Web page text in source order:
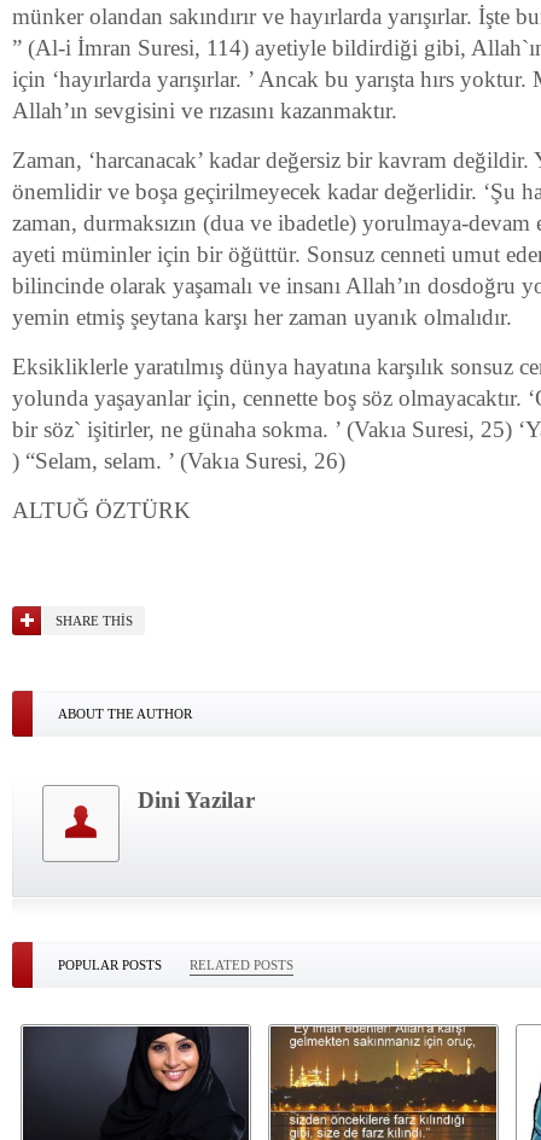
münker olandan sakındırır ve hayırlarda yarışırlar. İşte
” (Al-i İmran Suresi, 114) ayetiyle bildirdiği gibi, Allah`ın
için ‘hayırlarda yarışırlar. ’ Ancak bu yarışta hırs
Allah’ın sevgisini ve rızasını kazanmaktır.
Zaman, ‘harcanacak’ kadar değersiz bir kavram değildir.
önemlidir ve boşa geçirilmeyecek kadar değerlidir. ‘Şu
zaman, durmaksızın (dua ve ibadetle) yorulmaya-devam
ayeti müminler için bir öğüttür. Sonsuz cenneti umut
bilincinde olarak yaşamalı ve insanı Allah’ın dosdoğru
yemin etmiş şeytana karşı her zaman uyanık olmalıdır.
Eksikliklerle yaratılmış dünya hayatına karşılık sonsuz
yolunda yaşayanlar için, cennette boş söz olmayacaktır.
bir söz` işitirler, ne günaha sokma. ’ (Vakıa Suresi, 25)
) “Selam, selam. ’ (Vakıa Suresi, 26)
ALTUĞ ÖZTÜRK
SHARE THIS
ABOUT THE AUTHOR
Dini Yazilar
POPULAR POSTS RELATED POSTS